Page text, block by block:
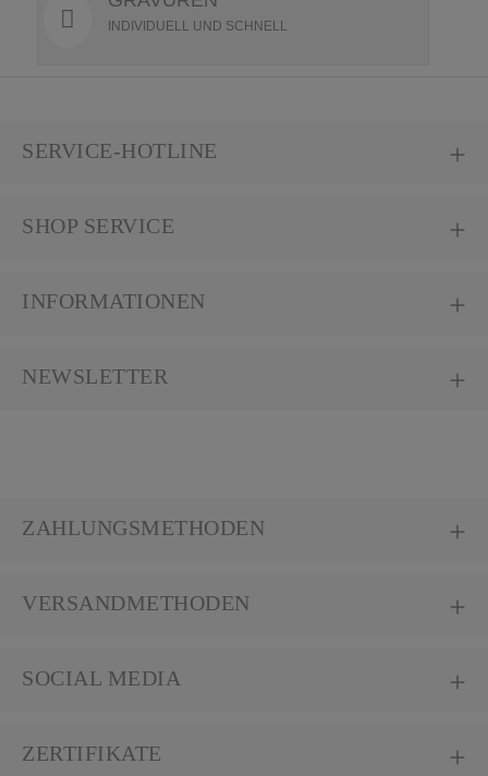
INDIVIDUELL UND SCHNELL
SERVICE-HOTLINE
SHOP SERVICE
INFORMATIONEN
NEWSLETTER
ZAHLUNGSMETHODEN
VERSANDMETHODEN
SOCIAL MEDIA
ZERTIFIKATE